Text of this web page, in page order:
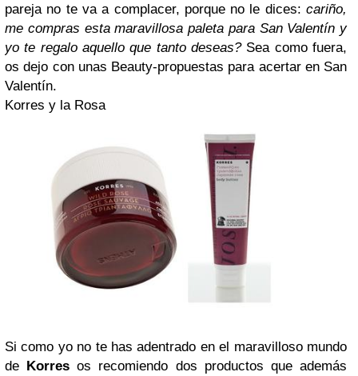
pareja no te va a complacer, porque no le dices: cariño,
me compras esta maravillosa paleta para San Valentín y
yo te regalo aquello que tanto deseas?Sea como fuera,
os dejo con unas Beauty-propuestas para acertar en San
Valentín.
Korres y la Rosa
Si como yo no te has adentrado en el maravilloso mundo
de Korres os recomiendo dos productos que además